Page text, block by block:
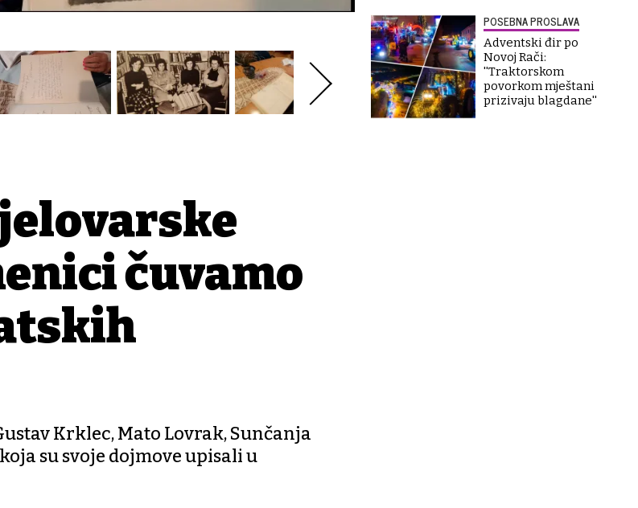
čuvamo
Krklec, Mato Lovrak, Sunčanja
su svoje dojmove upisali u
POSEBNA PROSLAVA
Adventski đir po
Novoj Rači:
''Traktorskom
povorkom mještani
prizivaju blagdane''